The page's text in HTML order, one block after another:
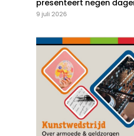
presenteert negen
9 juli 2026